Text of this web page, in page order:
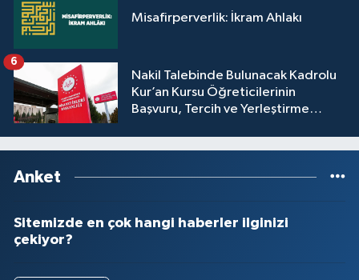
Misafirperverlik: İkram Ahlakı
Nakil Talebinde Bulunacak Kadrolu
Kur’an Kursu Öğreticilerinin
Başvuru, Tercih ve Yerleştirme
6
Anket
Sitemizde en çok hangi haberler ilginizi
çekiyor?